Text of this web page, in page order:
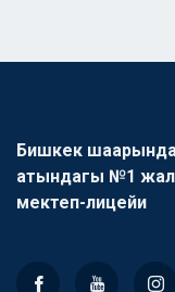
Бишкек
атындагы №1
мектеп-лицейи